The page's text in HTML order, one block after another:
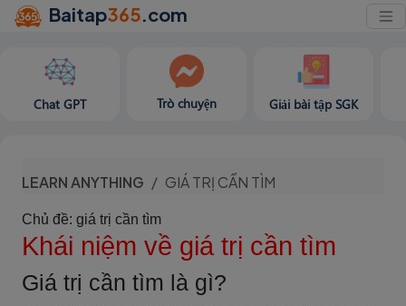
Baitap365.com
Chat GPT Trò chuyện Giải bài tập SGK
LEARN ANYTHING GIÁ TRỊ CẦN TÌM
Chủ đề: giá trị cần tìm
Khái niệm về giá trị cần tìm
Giá trị cần tìm là gì?